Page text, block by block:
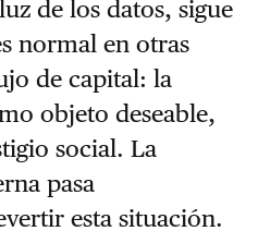
de los datos, sigue
normal en otras
de capital: la
objeto deseable,
social. La
pasa
esta situación.